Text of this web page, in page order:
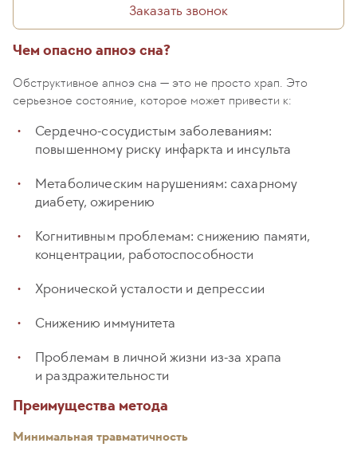
Заказать звонок
Чем опасно апноэ сна?
Обструктивное апноэ сна — это не просто храп. Это
серьезное состояние, которое может привести к:
Сердечно-сосудистым заболеваниям:
повышенному риску инфаркта и инсульта
Метаболическим нарушениям: сахарному
диабету, ожирению
Когнитивным проблемам: снижению памяти,
концентрации, работоспособности
Хронической усталости и депрессии
Снижению иммунитета
Проблемам в личной жизни из-за храпа
и раздражительности
Преимущества метода
Минимальная травматичность